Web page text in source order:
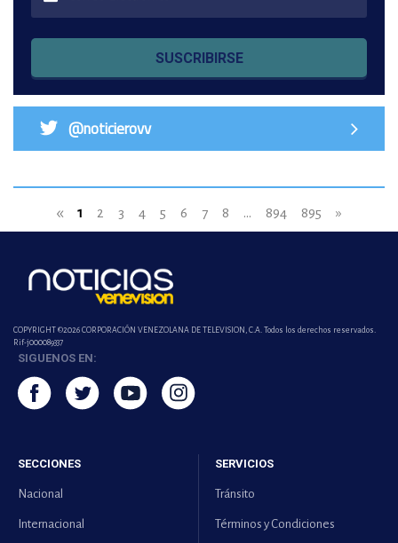
SUSCRIBIRSE
@noticierovv
« 1 2 3 4 5 6 7 8 ... 894 895 »
COPYRIGHT ©2026 CORPORACIÓN VENEZOLANA DE TELEVISION, C.A. Todos los derechos reservados.
Rif-j000089337
SIGUENOS EN:
SECCIONES
Nacional
Internacional
SERVICIOS
Tránsito
Términos y Condiciones